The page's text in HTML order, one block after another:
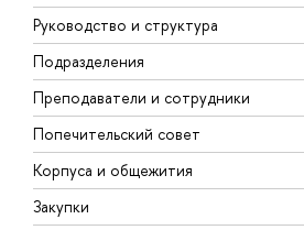
Руководство и структура
Подразделения
Преподаватели и сотрудники
Попечительский совет
Корпуса и общежития
Закупки